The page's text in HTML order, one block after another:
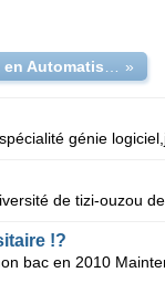
»
!?